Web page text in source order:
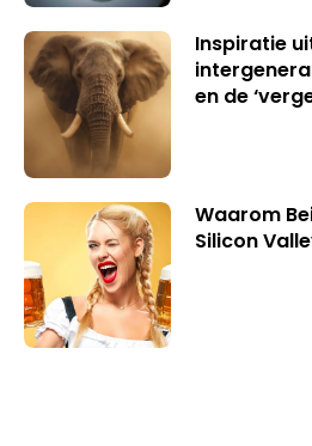
Inspiratie
en de
Waarom
Silicon